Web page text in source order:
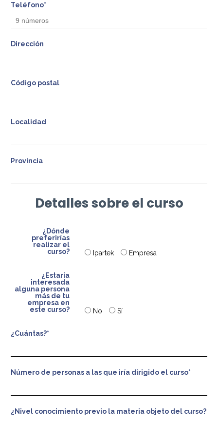
Teléfono*
Dirección
Código postal
Localidad
Provincia
Detalles sobre el curso
¿Dónde
preferirías
realizar el
curso?
Ipartek Empresa
¿Estaría
interesada
alguna persona
más de tu
empresa en
este curso?
No Sí
¿Cuántas?*
Número de personas a las que iría dirigido el curso*
¿Nivel conocimiento previo la materia objeto del curso?